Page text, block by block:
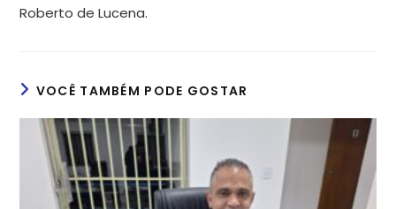
Roberto de Lucena.
VOCÊ TAMBÉM PODE GOSTAR